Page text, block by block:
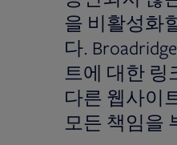
을 비활성화
다.
트에 대한 링
다른 웹사이
모든 책임을